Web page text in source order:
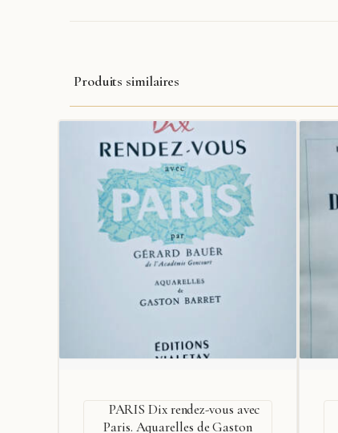
Produits similaires
PARIS Dix rendez-vous avec
Paris. Aquarelles de Gaston